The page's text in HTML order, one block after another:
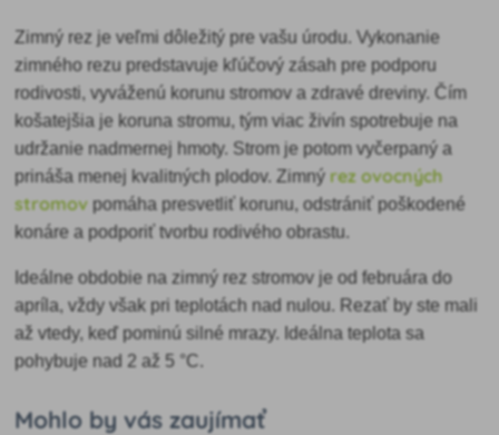
Zimný rez je veľmi dôležitý pre vašu úrodu. Vykonanie
zimného rezu predstavuje kľúčový zásah pre podporu
rodivosti, vyváženú korunu stromov a zdravé dreviny. Čím
košatejšia je koruna stromu, tým viac živín spotrebuje na
udržanie nadmernej hmoty. Strom je potom vyčerpaný a
prináša menej kvalitných plodov. Zimnýrez ovocných
stromov pomáha presvetliť korunu, odstrániť poškodené
konáre a podporiť tvorbu rodivého obrastu.
Ideálne obdobie na zimný rez stromov je od februára do
apríla, vždy však pri teplotách nad nulou. Rezať by ste mali
až vtedy, keď pominú silné mrazy. Ideálna teplota sa
pohybuje nad 2 až 5 °C.
Mohlo by vás zaujímať